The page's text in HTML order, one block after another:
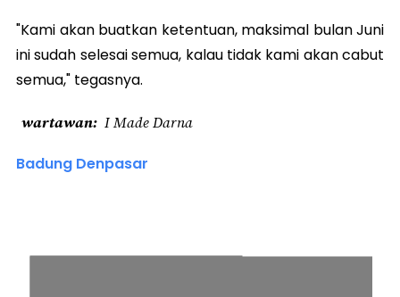
"Kami akan buatkan ketentuan, maksimal bulan Juni
ini sudah selesai semua, kalau tidak kami akan cabut
semua," tegasnya.
wartawan I Made Darna
Badung Denpasar